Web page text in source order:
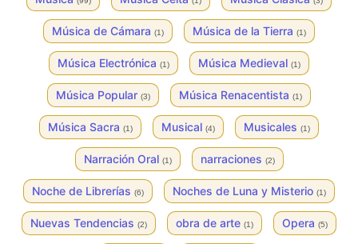
Música de Cámara (1) Música de la Tierra (1)
Música Electrónica (1) Música Medieval (1)
Música Popular (3) Música Renacentista (1)
Música Sacra (1) Musical (4) Musicales (1)
Narración Oral (1) narraciones (2)
Noche de Librerías (6) Noches de Luna y Misterio (1)
Nuevas Tendencias (2) obra de arte (1) Opera (5)